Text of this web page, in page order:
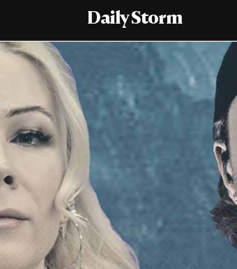
Daily Storm